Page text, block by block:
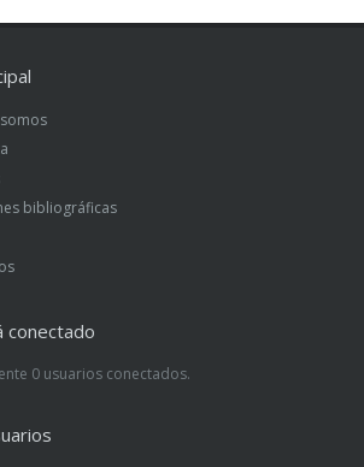
bibliográficas
conectado
0 usuarios conectados.